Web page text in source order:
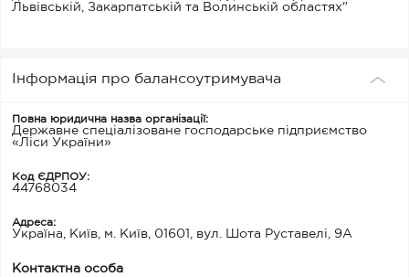
Львівській, Закарпатській та Волинській областях"
Інформація про балансоутримувача
Повна юридична назва організації:
Державне спеціалізоване господарське підприємство
«Ліси України»
Код ЄДРПОУ:
44768034
Адреса:
Україна, Київ, м. Київ, 01601, вул. Шота Руставелі, 9А
Контактна особа